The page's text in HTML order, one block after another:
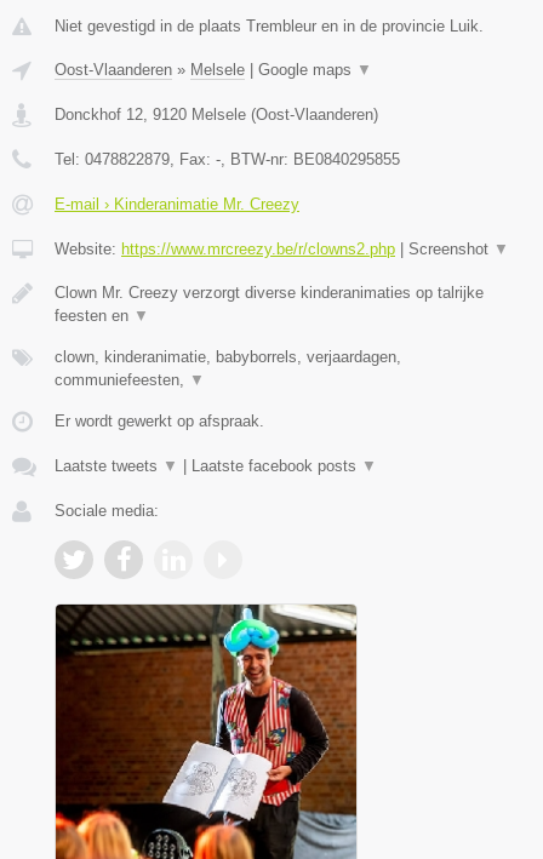
Niet gevestigd in de plaats Trembleur en in de provincie Luik.
Oost-Vlaanderen » Melsele Google maps ▼
Donckhof 12, 9120 Melsele (Oost-Vlaanderen)
Tel: 0478822879, Fax: -, BTW-nr: BE0840295855
E-mail › Kinderanimatie Mr. Creezy
Website: https://www.mrcreezy.be/r/clowns2.php Screenshot ▼
Clown Mr. Creezy verzorgt diverse kinderanimaties op talrijke
feesten en ▼
clown, kinderanimatie, babyborrels, verjaardagen,
communiefeesten, ▼
Er wordt gewerkt op afspraak.
Laatste tweets ▼ Laatste facebook posts ▼
Sociale media: